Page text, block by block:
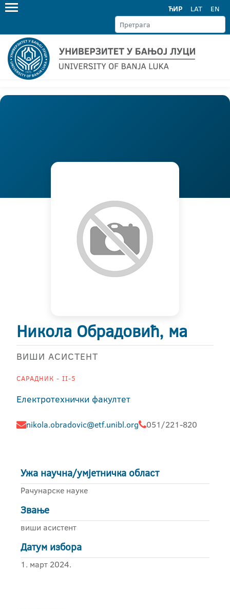
ЋИР LAT EN
Никола Обрадовић, ма
ВИШИ АСИСТЕНТ
САРАДНИК - II-5
Електротехнички факултет
nikola.obradovic@etf.unibl.org 051/221-820
Ужа научна/умјетничка област
Рачунарске науке
Звање
виши асистент
Датум избора
1. март 2024.